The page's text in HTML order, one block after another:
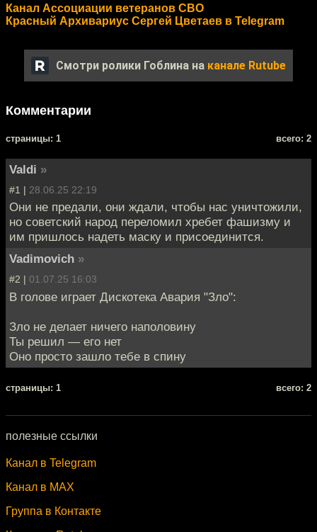
Канал Ассоциации ветеранов СВО
Красный Архивариус Сергей Цветаев в Telegram
Смотри ролики Гоблина на канале Rutube
Комментарии
cтраницы: 1 всего: 2
Valdi »
#1 | 28.06.25 22:19
Они не предали, они ждали, чтобы нас уничтожили,
но советский народ переломил хребет фашизму и
им пришлось надеть маску и присоединится.
Vadimovich »
#2 | 01.07.25 16:03
В голове играет Дискотека Авария "Зло":
Зло не делает ничего наполовину
Ты решил — его нет
Оно просто зашло тебе в спину
cтраницы: 1 всего: 2
полезные ссылки
Канал в Telegram
Канал в MAX
Группа в Контакте